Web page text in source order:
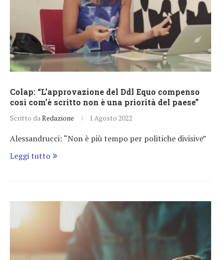
Colap: “L’approvazione del Ddl Equo compenso
così com’è scritto non è una priorità del paese”
Scritto da Redazione 1 Agosto 2022
Alessandrucci: “Non è più tempo per politiche divisive”
Leggi tutto